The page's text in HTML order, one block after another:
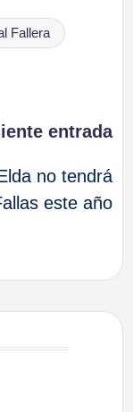
Fallera
entrada
no tendrá
este año